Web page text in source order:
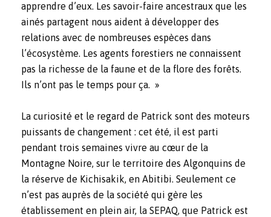
apprendre d’eux. Les savoir-faire ancestraux que les
ainés partagent nous aident à développer des
relations avec de nombreuses espèces dans
l’écosystème. Les agents forestiers ne connaissent
pas la richesse de la faune et de la flore des forêts.
Ils n’ont pas le temps pour ça. »
La curiosité et le regard de Patrick sont des moteurs
puissants de changement : cet été, il est parti
pendant trois semaines vivre au cœur de la
Montagne Noire, sur le territoire des Algonquins de
la réserve de Kichisakik, en Abitibi. Seulement ce
n’est pas auprès de la société qui gère les
établissement en plein air, la SEPAQ, que Patrick est